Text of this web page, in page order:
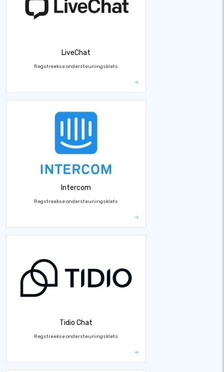
LiveChat
Regstreekse ondersteuningsklets
Intercom
Regstreekse ondersteuningsklets
Tidio Chat
Regstreekse ondersteuningsklets